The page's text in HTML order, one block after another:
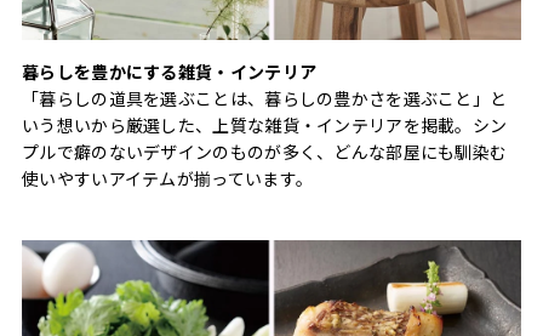
暮らしを豊かにする雑貨・インテリア
「暮らしの道具を選ぶことは、暮らしの豊かさを選ぶこと」と
いう想いから厳選した、上質な雑貨・インテリアを掲載。シン
プルで癖のないデザインのものが多く、どんな部屋にも馴染む
使いやすいアイテムが揃っています。